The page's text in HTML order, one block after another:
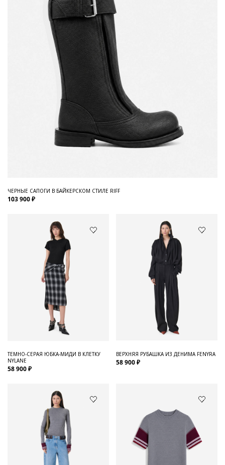
ЧЕРНЫЕ САПОГИ В БАЙКЕРСКОМ СТИЛЕ RIFF
103 900 ₽
ТЕМНО-СЕРАЯ ЮБКА-МИДИ В КЛЕТКУ
NYLANE
58 900 ₽
ВЕРХНЯЯ РУБАШКА ИЗ ДЕНИМА FENYRA
58 900 ₽